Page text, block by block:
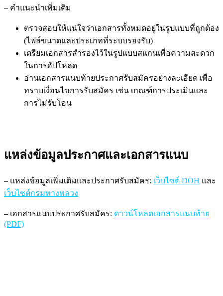
– คำแนะนำเพิ่มเติม
ตรวจสอบให้แน่ใจว่าเอกสารทั้งหมดอยู่ในรูปแบบที่ถูกต้อง
(ไฟล์ขนาดและประเภทที่ระบบรองรับ)
เตรียมเอกสารสำรองไว้ในรูปแบบสแกนเพื่อความสะดวก
ในการอัปโหลด
อ่านเอกสารแนบท้ายประกาศรับสมัครอย่างละเอียด เพื่อ
ทราบเงื่อนไขการรับสมัคร เช่น เกณฑ์การประเมินและ
การไม่รับโอน
แหล่งข้อมูลประกาศและเอกสารแนบ
– แหล่งข้อมูลเพิ่มเติมและประกาศรับสมัคร: เว็บไซต์ DOH และ
เว็บไซต์กรมทางหลวง
– เอกสารแนบประกาศรับสมัคร: ดาวน์โหลดเอกสารแนบท้าย
(PDF)